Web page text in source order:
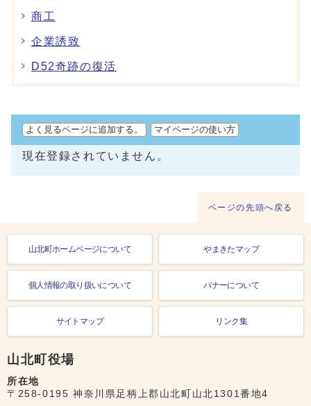
商工
企業誘致
D52奇跡の復活
よく見るページに追加する。 マイページの使い方
現在登録されていません。
ページの先頭へ戻る
山北町ホームページについて やまきたマップ
個人情報の取り扱いについて バナーについて
サイトマップ リンク集
山北町役場
所在地
〒258-0195 神奈川県足柄上郡山北町山北1301番地4